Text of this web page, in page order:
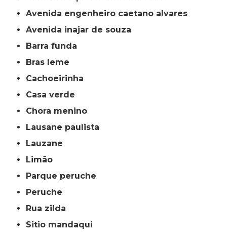
avenida engenheiro caetano alvares
avenida inajar de souza
barra funda
bras leme
cachoeirinha
casa verde
chora menino
lausane paulista
lauzane
limão
parque peruche
peruche
rua zilda
sitio mandaqui